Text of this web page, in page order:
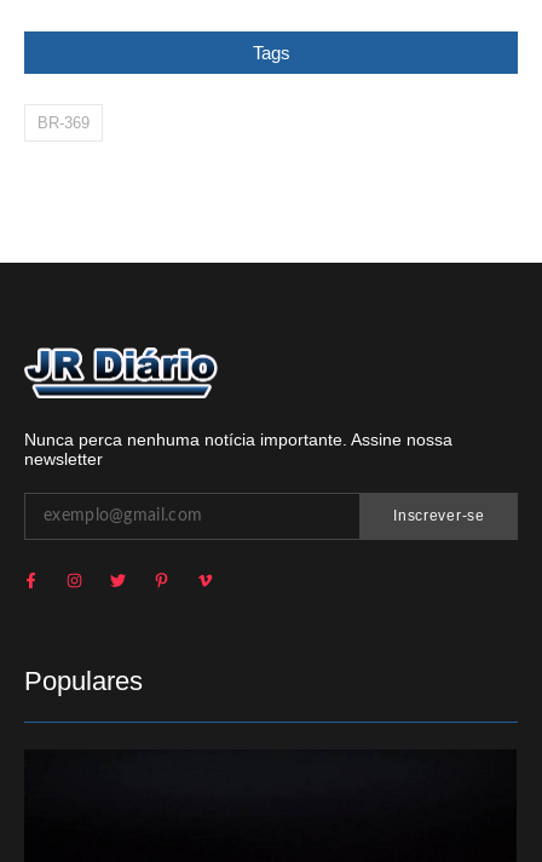
Tags
BR-369
Nunca perca nenhuma notícia importante. Assine nossa
newsletter
Inscrever-se
Populares